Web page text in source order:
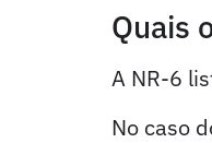
Quais
A NR-6
No caso